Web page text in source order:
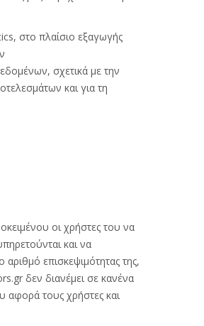
στο πλαίσιο εξαγωγής
σχετικά με την
και για τη
οι χρήστες του να
και να
επισκεψιμότητας της,
δεν διανέμει σε κανένα
αφορά τους χρήστες και